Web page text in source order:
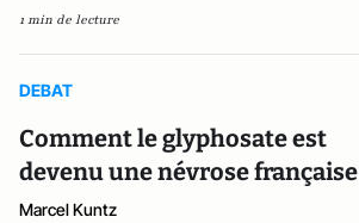
1 min de lecture
DEBAT
Comment le glyphosate est
devenu une névrose française
Marcel Kuntz